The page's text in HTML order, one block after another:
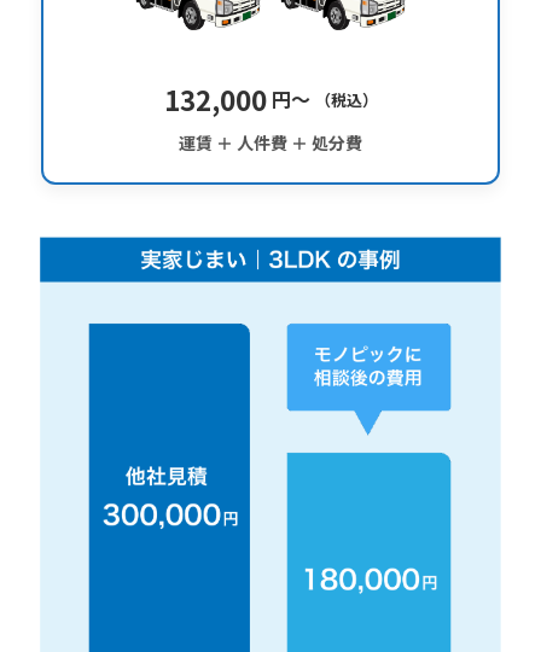
132,000 円〜 （税込）
運賃 ＋ 人件費 ＋ 処分費